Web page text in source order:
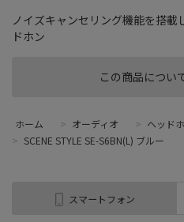
この商品につい
ノイズキャンセリング機能を搭
ドホン
ホーム > オーディオ > ヘッド
> SCENE STYLE SE-S6BN(L) ブルー
スマートフォン